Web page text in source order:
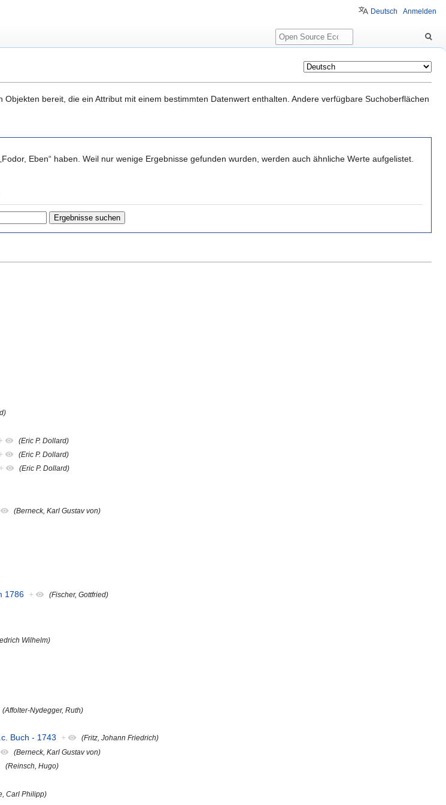
Objekten bereit, die ein Attribut mit einem bestimmten Datenwert enthalten. Andere verfügbare Suchoberflächen
Eben“ haben. Weil nur wenige Ergebnisse gefunden wurden, werden auch ähnliche Werte aufgelistet.
(Eric P. Dollard)
(Eric P. Dollard)
+ (Eric P. Dollard)
(Berneck, Karl Gustav von)
1786 + (Fischer, Gottfried)
Wilhelm)
(Affolter-Nydegger, Ruth)
Buch - 1743 + (Fritz, Johann Friedrich)
(Berneck, Karl Gustav von)
(Reinsch, Hugo)
Carl Philipp)
Deutsch Anmelden
Suche